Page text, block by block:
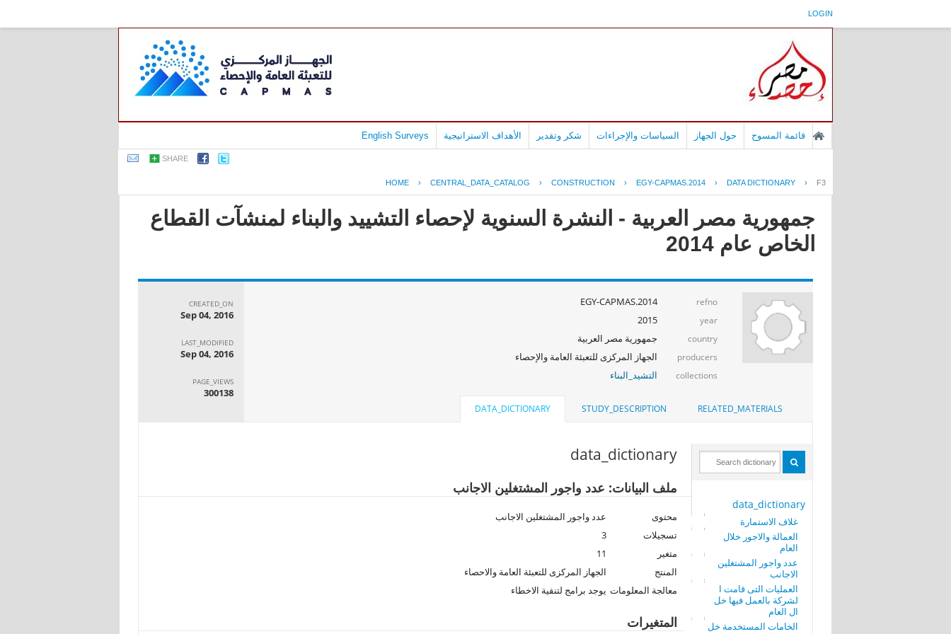
LOGIN
قائمة المسوح حول الجهاز السياسات والإجراءات شكر وتقدير الأهداف الاستراتيجية English Surveys
SHARE
HOME › CENTRAL_DATA_CATALOG › CONSTRUCTION › EGY-CAPMAS.2014 › DATA DICTIONARY › F3
جمهورية مصر العربية - النشرة السنوية لإحصاء التشييد والبناء لمنشآت القطاع
الخاص عام 2014
refno
EGY-CAPMAS.2014
year
2015
country جمهورية مصر العربية
producers الجهاز المركزى للتعبئة العامة والإحصاء
collections التشيد_البناء
CREATED_ON
Sep 04, 2016
LAST_MODIFIED
Sep 04, 2016
PAGE_VIEWS
300138
RELATED_MATERIALS
STUDY_DESCRIPTION
DATA_DICTIONARY
data_dictionary
غلاف الاستمارة
العمالة والاجور خلال
العام
عدد واجور المشتغلين
الاجانب
العمليات التى قامت ا
لشركة بالعمل فيها خل
ال العام
الخامات المستخدمة خل
data_dictionary
ملف البيانات: عدد واجور المشتغلين الاجانب
محتوى
عدد واجور المشتغلين الاجانب
تسجيلات
3
متغير
11
المنتج
الجهاز المركزى للتعبئة العامة والاحصاء
معالجة المعلومات يوجد برامج لتنقية الاخطاء
المتغيرات